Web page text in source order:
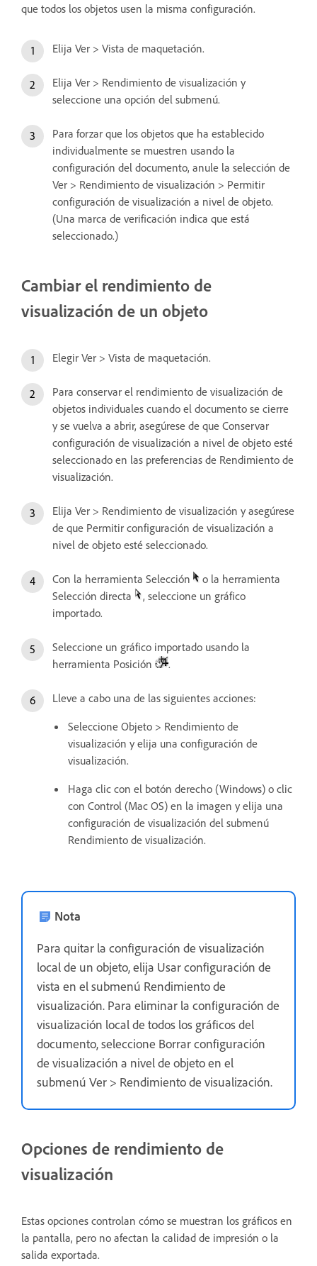
que todos los objetos usen la misma configuración.
Elija Ver > Vista de maquetación.
Elija Ver > Rendimiento de visualización y
seleccione una opción del submenú.
Para forzar que los objetos que ha establecido
individualmente se muestren usando la
configuración del documento, anule la selección de
Ver > Rendimiento de visualización > Permitir
configuración de visualización a nivel de objeto.
(Una marca de verificación indica que está
seleccionado.)
Cambiar el rendimiento de
visualización de un objeto
Elegir Ver > Vista de maquetación.
Para conservar el rendimiento de visualización de
objetos individuales cuando el documento se cierre
y se vuelva a abrir, asegúrese de que Conservar
configuración de visualización a nivel de objeto esté
seleccionado en las preferencias de Rendimiento de
visualización.
Elija Ver > Rendimiento de visualización y asegúrese
de que Permitir configuración de visualización a
nivel de objeto esté seleccionado.
Con la herramienta Selección
o la herramienta
Selección directa
, seleccione un gráfico
importado.
Seleccione un gráfico importado usando la
herramienta Posición
.
Lleve a cabo una de las siguientes acciones:
Seleccione Objeto > Rendimiento de
visualización y elija una configuración de
visualización.
Haga clic con el botón derecho (Windows) o clic
con Control (Mac OS) en la imagen y elija una
configuración de visualización del submenú
Rendimiento de visualización.
Nota
Para quitar la configuración de visualización
local de un objeto, elija Usar configuración de
vista en el submenú Rendimiento de
visualización. Para eliminar la configuración de
visualización local de todos los gráficos del
documento, seleccione Borrar configuración
de visualización a nivel de objeto en el
submenú Ver > Rendimiento de visualización.
Opciones de rendimiento de
visualización
Estas opciones controlan cómo se muestran los gráficos en
la pantalla, pero no afectan la calidad de impresión o la
salida exportada.